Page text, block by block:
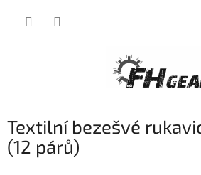
Textilní bezešvé
(12 párů)